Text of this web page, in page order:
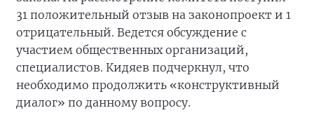
31 положительный отзыв на законопроект и 1
отрицательный. Ведется обсуждение с
участием общественных организаций,
специалистов. Кидяев подчеркнул, что
необходимо продолжить «конструктивный
диалог» по данному вопросу.